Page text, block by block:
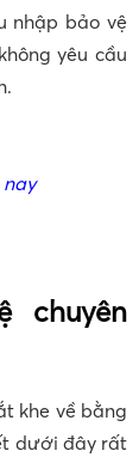
nhập bảo vệ
yêu cầu
chuyên
khe về bằng
dưới đây rất